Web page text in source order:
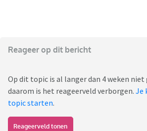
Reageer op dit bericht
Op dit topic is al langer dan 4 weken niet
daarom is het reageerveld verborgen. Je
topic starten.
Reageerveld tonen